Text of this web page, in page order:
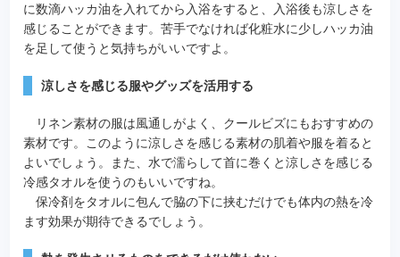
に数滴ハッカ油を入れてから入浴をすると、入浴後も涼しさを
感じることができます。苦手でなければ化粧水に少しハッカ油
を足して使うと気持ちがいいですよ。
涼しさを感じる服やグッズを活用する
リネン素材の服は風通しがよく、クールビズにもおすすめの
素材です。このように涼しさを感じる素材の肌着や服を着ると
よいでしょう。また、水で濡らして首に巻くと涼しさを感じる
冷感タオルを使うのもいいですね。
保冷剤をタオルに包んで脇の下に挟むだけでも体内の熱を冷
ます効果が期待できるでしょう。